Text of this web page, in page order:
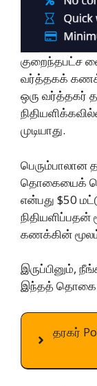
குறைந்தபட்ச
வர்த்தகக்
ஒரு வர்த்தகர்
முடியாது.
பெரும்பாலான
தொகையைக்
என்பது $50
கணக்கின்
இருப்பினும்,
இந்தத் தொகை
தரகர்